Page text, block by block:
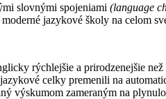
slovnými spojeniami (language
jazykové školy na celom
rýchlejšie a prirodzenejšie než
celky premenili na
výskumom zameraným na